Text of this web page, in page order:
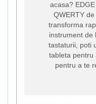
acasa?
QWERTY
transforma
instrument de
tastaturii, poti
tableta pentru
pentru a te